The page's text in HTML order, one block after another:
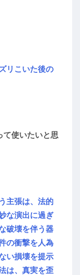
リこいた後の
て使いたいと思
主張は、法的
な演出に過ぎ
破壊を伴う器
の衝撃を人為
い損壊を提示
は、真実を歪